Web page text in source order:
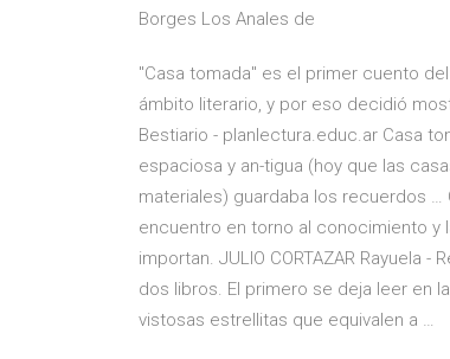
Borges Los Anales de
"Casa tomada" es el primer cuento
ámbito literario, y por eso decidió
Bestiario - planlectura.educ.ar Casa
espaciosa y an-tigua (hoy que las
materiales) guardaba los recuerdos …
encuentro en torno al conocimiento y
importan. JULIO CORTAZAR Rayuela
dos libros. El primero se deja leer en
vistosas estrellitas que equivalen a …